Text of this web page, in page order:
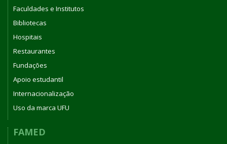
Faculdades e Institutos
Bibliotecas
Hospitais
Restaurantes
Fundações
Apoio estudantil
Internacionalização
Uso da marca UFU
FAMED